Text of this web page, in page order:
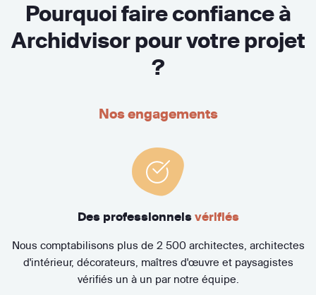
Pourquoi faire confiance à
Archidvisor pour votre projet
?
Nos engagements
Des professionnels vérifiés
Nous comptabilisons plus de 2 500 architectes, architectes
d'intérieur, décorateurs, maîtres d'œuvre et paysagistes
vérifiés un à un par notre équipe.